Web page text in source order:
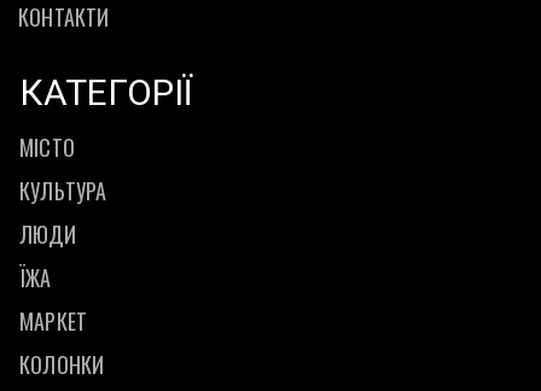
КОНТАКТИ
КАТЕГОРІЇ
МІСТО
КУЛЬТУРА
ЛЮДИ
ЇЖА
МАРКЕТ
КОЛОНКИ